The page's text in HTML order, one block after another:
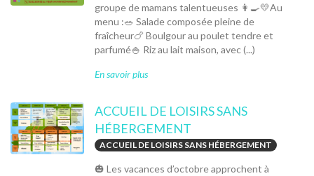
groupe de mamans talentueuses 👩‍🍳💛Au
menu :🥗 Salade composée pleine de
fraîcheur🍗 Boulgour au poulet tendre et
parfumé🍚 Riz au lait maison, avec (...)
En savoir plus
ACCUEIL DE LOISIRS SANS
HÉBERGEMENT
ACCUEIL DE LOISIRS SANS HÉBERGEMENT
🎃 Les vacances d’octobre approchent à